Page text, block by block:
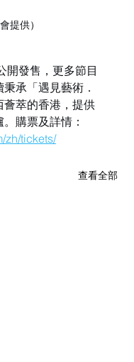
提供）
開發售，更多節目
承「遇見藝術．
萃的香港，提供
購票及詳情：
zh/tickets/
查看全部